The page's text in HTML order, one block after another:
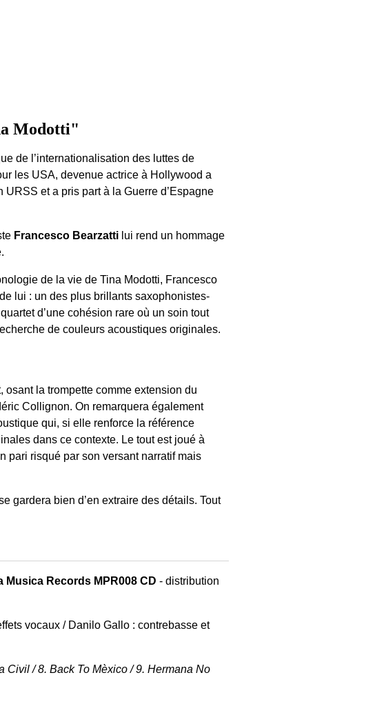
Modotti"
de l’internationalisation des luttes de
les USA, devenue actrice à Hollywood a
et a pris part à la Guerre d’Espagne
Francesco Bearzatti lui rend un hommage
de la vie de Tina Modotti, Francesco
lui : un des plus brillants saxophonistes-
d’une cohésion rare où un soin tout
de couleurs acoustiques originales.
osant la trompette comme extension du
Collignon. On remarquera également
qui, si elle renforce la référence
dans ce contexte. Le tout est joué à
pari risqué par son versant narratif mais
gardera bien d’en extraire des détails. Tout
Records MPR008 CD - distribution
vocaux / Danilo Gallo : contrebasse et
Civil / 8. Back To Mèxico / 9. Hermana No